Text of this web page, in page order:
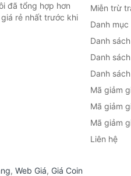
đã tổng hợp hơn
rẻ nhất trước khi
Miễn trừ
Danh mục
Danh
Danh
Danh
Mã giảm
Mã giảm
Mã giảm
Liên hệ
, Web Giá, Giá Coin